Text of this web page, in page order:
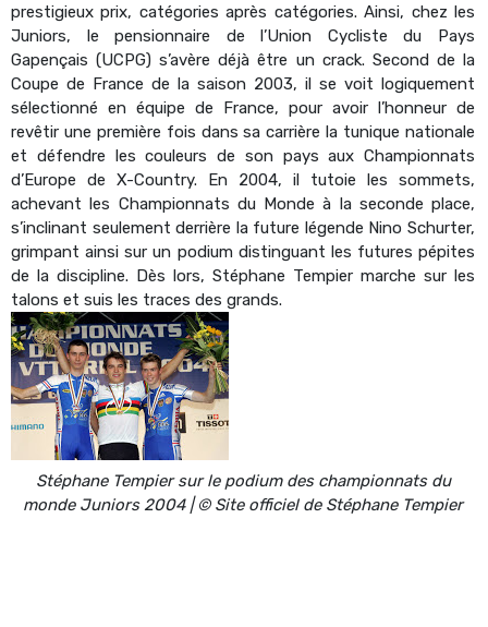
prestigieux prix, catégories après catégories. Ainsi, chez les
Juniors, le pensionnaire de l’Union Cycliste du Pays
Gapençais (UCPG) s’avère déjà être un crack. Second de la
Coupe de France de la saison 2003, il se voit logiquement
sélectionné en équipe de France, pour avoir l’honneur de
revêtir une première fois dans sa carrière la tunique nationale
et défendre les couleurs de son pays aux Championnats
d’Europe de X-Country. En 2004, il tutoie les sommets,
achevant les Championnats du Monde à la seconde place,
s’inclinant seulement derrière la future légende Nino Schurter,
grimpant ainsi sur un podium distinguant les futures pépites
de la discipline. Dès lors, Stéphane Tempier marche sur les
talons et suis les traces des grands.
Stéphane Tempier sur le podium des championnats du
monde Juniors 2004 | © Site officiel de Stéphane Tempier